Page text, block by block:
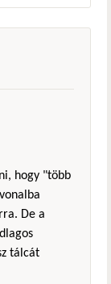
hogy "több
De a
tálcát